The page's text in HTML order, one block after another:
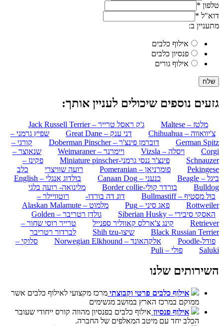
טלפון *
דוא"ל *
מתעניין ב:
אילוף כלבים
פנסיון כלבים
אילוף גורים
שלח
גזעים נוספים שיכולים לעניין אותך:
מלטז – Maltese
ג'ק ראסל טרייר – Jack Russell Terrier
צ'יוואווה – Chihuahua
דני ענק – Great Dane
שפיץ גרמני –
German Spitz
דוברמן פינצ'ר – Doberman Pinscher
קורגי –
Corgi
ויסלה – Vizsla ויימרנר – Weimaraner
שנאוצר –
Schnauzer
פינצ'ר ננסי גרמני-Miniature pinscher
פקינז –
Pekingese
פומרניאן – Pomeranian רועה שוויצרי
כלב
ביגל – Beagle
כנעני – Canaan Dog
בולדוג אנגלי – English
Bulldog
בורדר קולי-Border collie
מלינואה- רועה בלגי
בול מסטיף – Bullmastiff
דוג דה בורדו-
רוטוויילר –
Rottweiler
פאג סיני – Pug
מלמוט – Alaskan Malamute
האסקי סיבירי – Siberian Husky
גולדן רטריבר – Golden
Retriever
קינג צ'ארלס קאווליר ספנייל
טרייר רוסי שחור –
Black Russian Terrier
שיצו-Shih tzu
לברדור רטריבר
פודל-Poodle
אלקהאונד – Norwegian Elkhound
סלוקי –
Saluki
פולי – Puli
השירותים שלנו
אילוף כלבים פרטי וקבוצתי מרכז מקצועי לאילוף כלבים אשר
ממוקם במרכז הארץ במושב מגשימים
אילוף פנסיון אילוף כלבים בפנסיון מהווה קורס ייחודי שעובר
הכלב יחד עם מיטב המאלפים של החברה.